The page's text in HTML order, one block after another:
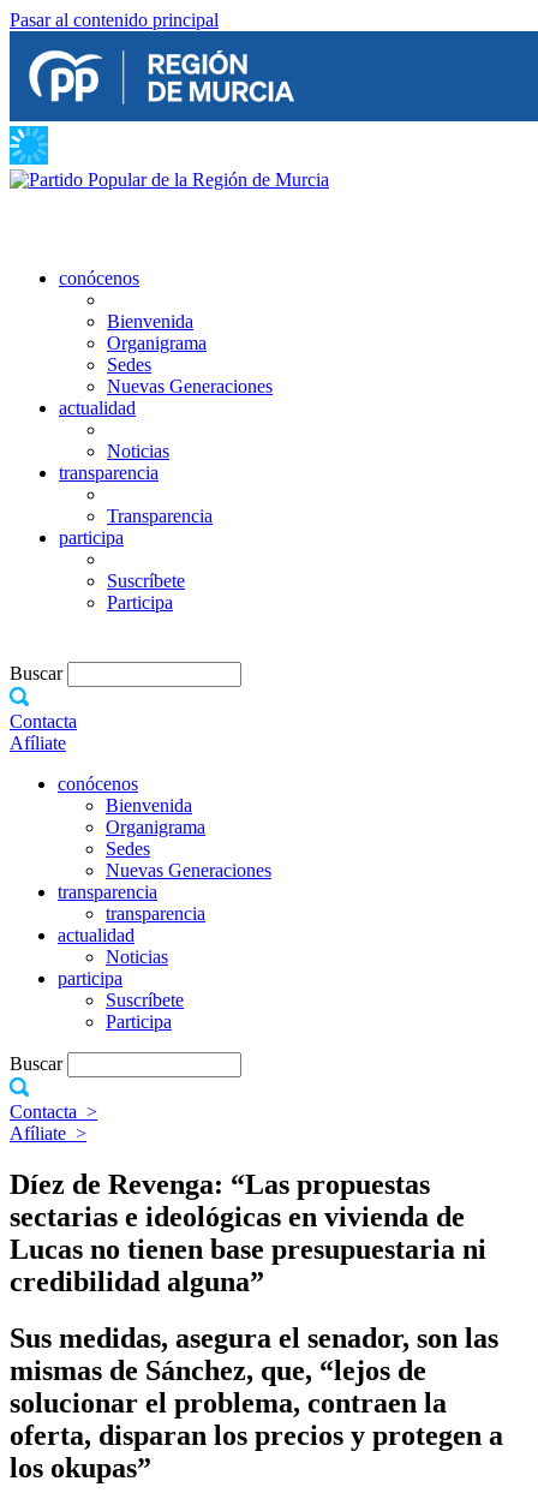
Pasar al contenido principal
conócenos
Bienvenida
Organigrama
Sedes
Nuevas Generaciones
actualidad
Noticias
transparencia
Transparencia
participa
Suscríbete
Participa
Buscar
Contacta
Afíliate
conócenos
Bienvenida
Organigrama
Sedes
Nuevas Generaciones
transparencia
transparencia
actualidad
Noticias
participa
Suscríbete
Participa
Buscar
Contacta >
Afíliate >
Díez de Revenga: “Las propuestas
sectarias e ideológicas en vivienda de
Lucas no tienen base presupuestaria ni
credibilidad alguna”
Sus medidas, asegura el senador, son las
mismas de Sánchez, que, “lejos de
solucionar el problema, contraen la
oferta, disparan los precios y protegen a
los okupas”